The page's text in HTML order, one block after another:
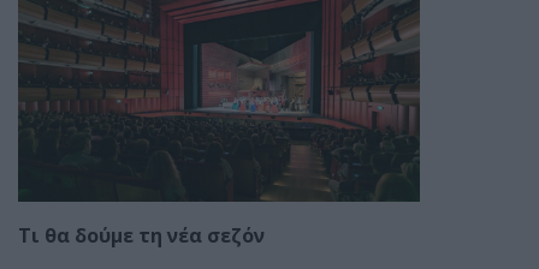
Τι θα δούμε τη νέα σεζόν